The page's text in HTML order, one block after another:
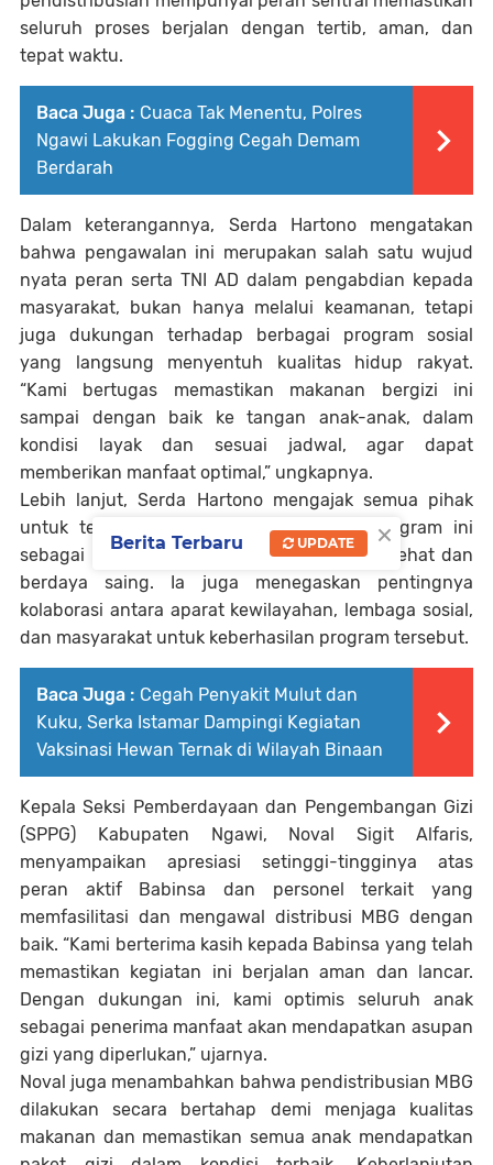
seluruh proses berjalan dengan tertib, aman, dan
tepat waktu.
Baca Juga : Cuaca Tak Menentu, Polres
Ngawi Lakukan Fogging Cegah Demam
Berdarah
Dalam keterangannya, Serda Hartono mengatakan
bahwa pengawalan ini merupakan salah satu wujud
nyata peran serta TNI AD dalam pengabdian kepada
masyarakat, bukan hanya melalui keamanan, tetapi
juga dukungan terhadap berbagai program sosial
yang langsung menyentuh kualitas hidup rakyat.
“Kami bertugas memastikan makanan bergizi ini
sampai dengan baik ke tangan anak-anak, dalam
kondisi layak dan sesuai jadwal, agar dapat
memberikan manfaat optimal,” ungkapnya.
Lebih lanjut, Serda Hartono mengajak semua pihak
untuk terus mendukung keberlanjutan program ini
sebagai upaya mewujudkan generasi yang sehat dan
berdaya saing. Ia juga menegaskan pentingnya
kolaborasi antara aparat kewilayahan, lembaga sosial,
dan masyarakat untuk keberhasilan program tersebut.
Baca Juga : Cegah Penyakit Mulut dan
Kuku, Serka Istamar Dampingi Kegiatan
Vaksinasi Hewan Ternak di Wilayah Binaan
Kepala Seksi Pemberdayaan dan Pengembangan Gizi
(SPPG) Kabupaten Ngawi, Noval Sigit Alfaris,
menyampaikan apresiasi setinggi-tingginya atas
peran aktif Babinsa dan personel terkait yang
memfasilitasi dan mengawal distribusi MBG dengan
baik. “Kami berterima kasih kepada Babinsa yang telah
memastikan kegiatan ini berjalan aman dan lancar.
Dengan dukungan ini, kami optimis seluruh anak
sebagai penerima manfaat akan mendapatkan asupan
gizi yang diperlukan,” ujarnya.
Noval juga menambahkan bahwa pendistribusian MBG
dilakukan secara bertahap demi menjaga kualitas
makanan dan memastikan semua anak mendapatkan
×
Berita Terbaru UPDATE